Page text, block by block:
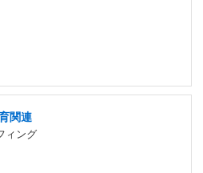
関連
ィング